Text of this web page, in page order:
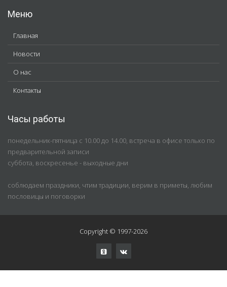
Меню
Главная
Новости
О нас
Контакты
Часы работы
понедельник-пятница с 10.00 до 14.00, встреча в офисе только по
предварительной записи
суббота, воскресенье - выходные дни
соблюдаем праздники, чтим традиции, верим в приметы, любим
пословицы и поговорки
Copyright © 1997-2026